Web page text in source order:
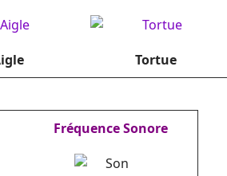
Tortue
Fréquence Sonore